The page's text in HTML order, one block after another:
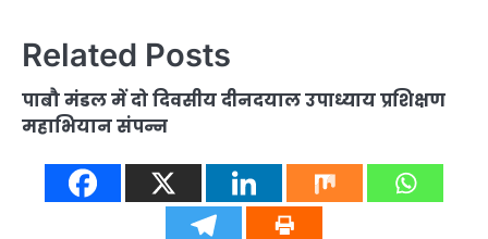
Related Posts
पाबौ मंडल में दो दिवसीय दीनदयाल उपाध्याय प्रशिक्षण
महाभियान संपन्न